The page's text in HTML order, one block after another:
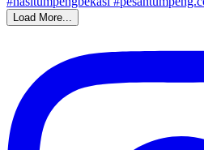
Load More...